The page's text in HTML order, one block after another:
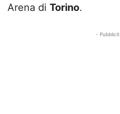
Arena di Torino.
-